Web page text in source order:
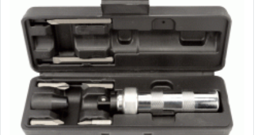
40002
Hromēts triecienu skrūvgriezis